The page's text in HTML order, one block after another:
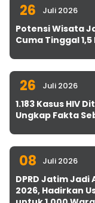
26 Juli 2026
Potensi Wisata
Cuma Tinggal 1,5
26 Juli 2026
1.183 Kasus HIV
Ungkap Fakta
08 Juli 2026
DPRD Jatim
2026, Hadirkan